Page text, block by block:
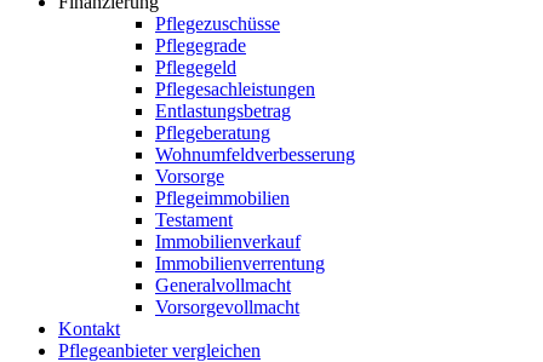
Pflegezuschüsse
Pflegegrade
Pflegegeld
Pflegesachleistungen
Entlastungsbetrag
Pflegeberatung
Wohnumfeldverbesserung
Vorsorge
Pflegeimmobilien
Testament
Immobilienverkauf
Immobilienverrentung
Generalvollmacht
Vorsorgevollmacht
Kontakt
Pflegeanbieter vergleichen